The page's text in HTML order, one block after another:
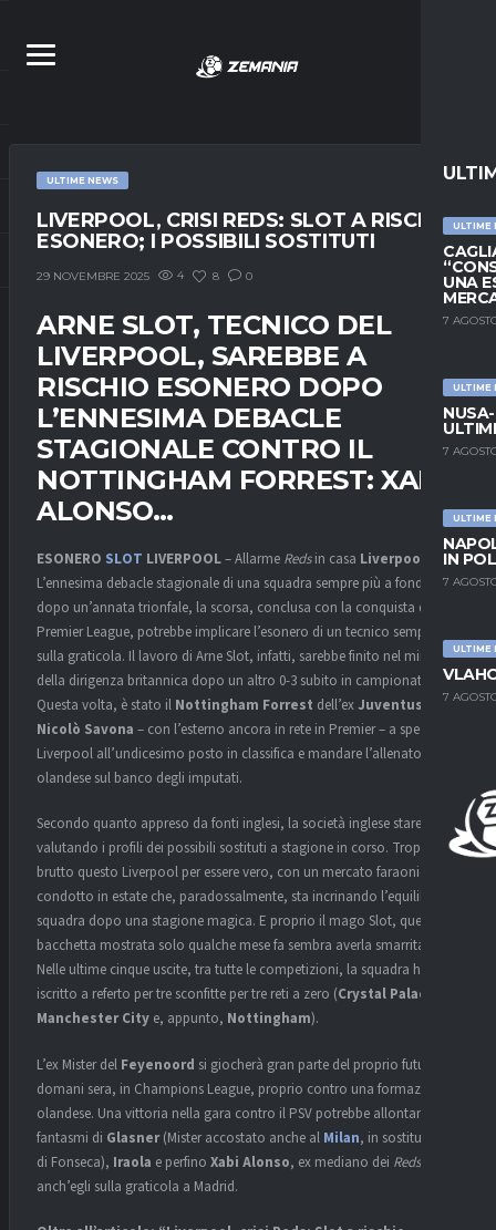
ULTIME
UNA
7
ULTIME
7
ULTIME
IN
7
ULTIME
7
ULTIME NEWS
LIVERPOOL, CRISI REDS: SLOT A RISCHIO
ESONERO; I POSSIBILI SOSTITUTI
29 NOVEMBRE 2025 4 8 0
ARNE SLOT, TECNICO DEL
LIVERPOOL, SAREBBE A
RISCHIO ESONERO DOPO
L’ENNESIMA DEBACLE
STAGIONALE CONTRO IL
NOTTINGHAM FORREST: XABI
ALONSO…
ESONERO SLOT LIVERPOOL– Allarme Redsin casa Liverpool
L’ennesima debacle stagionale di una squadra sempre più a fondo
dopo un’annata trionfale, la scorsa, conclusa con la conquista della
Premier League, potrebbe implicare l’esonero di un tecnico sempre più
sulla graticola. Il lavoro di Arne Slot, infatti, sarebbe finito nel mirino
della dirigenza britannica dopo un altro 0-3 subito in campionato.
Questa volta, è stato il Nottingham Forrest dell’exJuventus
Nicolò Savona – con l’esterno ancora in rete in Premier – a spedire il
Liverpool all’undicesimo posto in classifica e mandare l’allenatore
olandese sul banco degli imputati.
Secondo quanto appreso da fonti inglesi, la società inglese starebbe
valutando i profili dei possibili sostituti a stagione in corso. Troppo
brutto questo Liverpool per essere vero, con un mercato faraonico
condotto in estate che, paradossalmente, sta incrinando l’equilibrio di
squadra dopo una stagione magica. E proprio il mago Slot, quella
bacchetta mostrata solo qualche mese fa sembra averla smarrita.
Nelle ultime cinque uscite, tra tutte le competizioni, la squadra ha
iscritto a referto per tre sconfitte per tre reti a zero (Crystal Palace
Manchester City e, appunto, Nottingham).
L’ex Mister del Feyenoord si giocherà gran parte del proprio futuro
domani sera, in Champions League, proprio contro una formazione
olandese. Una vittoria nella gara contro il PSV potrebbe allontanare i
fantasmi di Glasner(Mister accostato anche al Milan, in sostituzione
di Fonseca), Iraola e perfino Xabi Alonso, ex mediano dei Reds
anch’egli sulla graticola a Madrid.